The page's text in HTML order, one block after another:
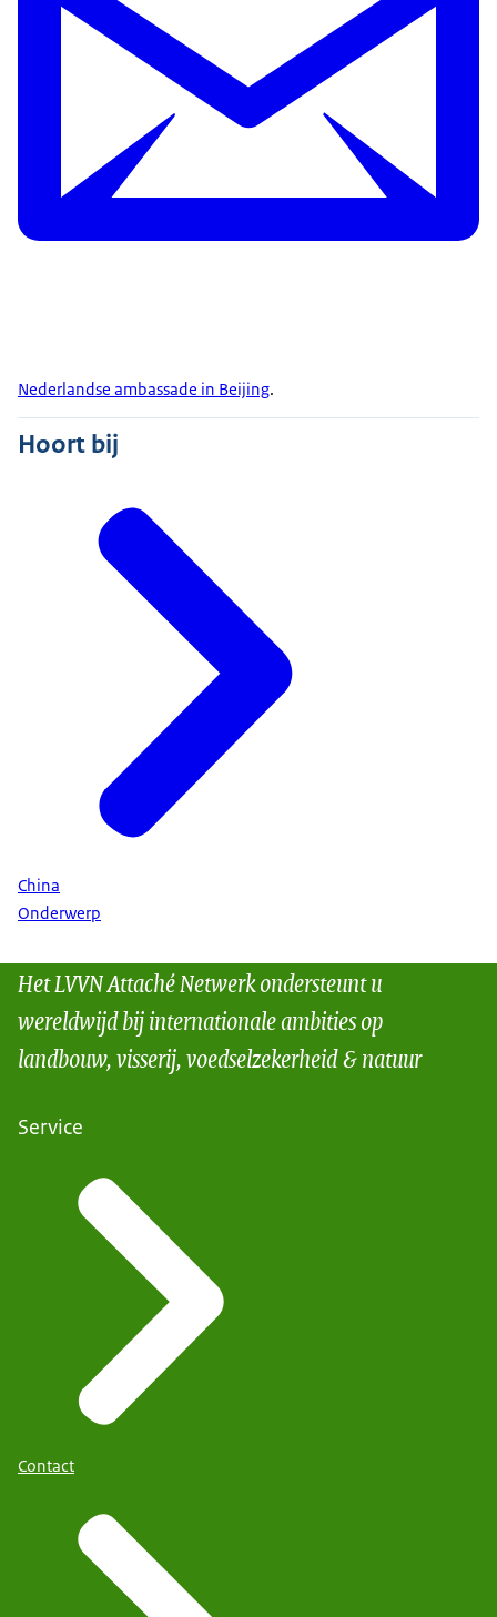
Nederlandse ambassade in Beijing.
Hoort bij
China
Onderwerp
Het LVVN Attaché Netwerk ondersteunt u
wereldwijd bij internationale ambities op
landbouw, visserij, voedselzekerheid & natuur
Service
Contact